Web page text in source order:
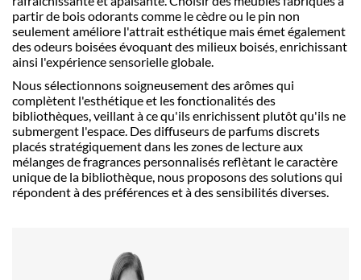
partir de bois odorants comme le cèdre ou le pin non
seulement améliore l'attrait esthétique mais émetégalement
des odeurs boisées évoquant des milieux boisés, enrichissant
ainsi l'expérience sensorielle globale.
Nous sélectionnons soigneusement des arômes qui
complètent l'esthétique et les fonctionalités des
bibliothèques, veillant à ce qu'ils enrichissent plutôt qu'ils ne
submergent l'espace. Des diffuseurs de parfums discrets
placés stratégiquement dans les zones de lecture aux
mélanges de fragrances personnalisés reflètant le caractère
unique de la bibliothèque, nous proposons des solutions qui
répondentà des préférences et à des sensibilités diverses.